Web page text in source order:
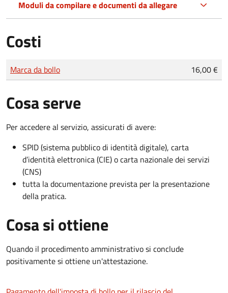
Moduli da compilare e documenti da allegare
Costi
Tipo di pagamento
Importo
Marca da bollo 16,00 €
Cosa serve
Per accedere al servizio, assicurati di avere:
SPID (sistema pubblico di identità digitale), carta
d’identità elettronica (CIE) o carta nazionale dei servizi
(CNS)
tutta la documentazione prevista per la presentazione
della pratica.
Cosa si ottiene
Quando il procedimento amministrativo si conclude
positivamente si ottiene un'attestazione.